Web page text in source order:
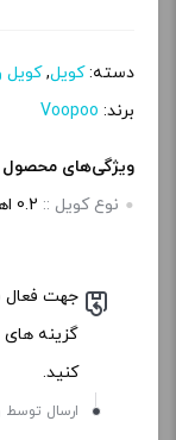
دسته:کویل,کویل
برند: Voopoo
ویژگی‌های محصول
نوع کویل :: 0.2 اهم, 0.3 اهم, 0.6 اهم, 0.15 اهم
جهت فعال
گزینه های
کنید.
ارسال توسط ویپ دیاکو /